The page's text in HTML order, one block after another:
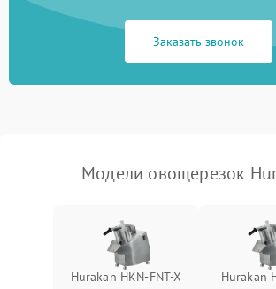
Заказать звонок
Модели овощерезок
Hurakan HKN-FNT-X Hurakan